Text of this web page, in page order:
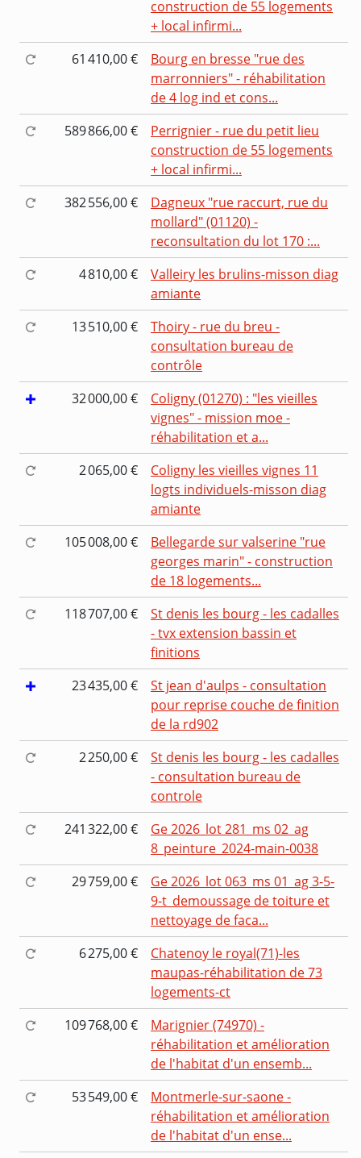
construction de 55 logements
+ local infirmi...
61 410,00 €
Bourg en bresse "rue des
marronniers" - réhabilitation
de 4 log ind et cons...
589 866,00 €
Perrignier - rue du petit lieu
construction de 55 logements
+ local infirmi...
382 556,00 €
Dagneux "rue raccurt, rue du
mollard" (01120) -
reconsultation du lot 170 :...
4 810,00 €
Valleiry les brulins-misson diag
amiante
13 510,00 €
Thoiry - rue du breu -
consultation bureau de
contrôle
32 000,00 €
Coligny (01270) : "les vieilles
vignes" - mission moe -
réhabilitation et a...
2 065,00 €
Coligny les vieilles vignes 11
logts individuels-misson diag
amiante
105 008,00 €
Bellegarde sur valserine "rue
georges marin" - construction
de 18 logements...
118 707,00 €
St denis les bourg - les cadalles
- tvx extension bassin et
finitions
23 435,00 €
St jean d'aulps - consultation
pour reprise couche de finition
de la rd902
2 250,00 €
St denis les bourg - les cadalles
- consultation bureau de
controle
241 322,00 €
Ge 2026_lot 281_ms 02_ag
8_peinture_2024-main-0038
29 759,00 €
Ge 2026_lot 063_ms 01_ag 3-5-
9-t_demoussage de toiture et
nettoyage de faca...
6 275,00 €
Chatenoy le royal(71)-les
maupas-réhabilitation de 73
logements-ct
109 768,00 €
Marignier (74970) -
réhabilitation et amélioration
de l'habitat d'un ensemb...
53 549,00 €
Montmerle-sur-saone -
réhabilitation et amélioration
de l'habitat d'un ense...